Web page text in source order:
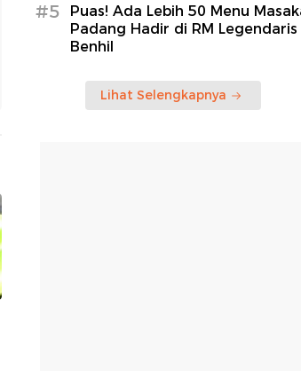
#5
Puas! Ada Lebih 50 Menu
Padang Hadir di RM Legendaris
Benhil
Lihat Selengkapnya